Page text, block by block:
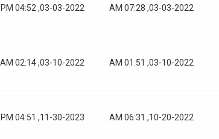
03-03-2022, 07:28 AM
03-03-2022, 04:52 PM
03-10-2022, 01:51 AM
03-10-2022, 02:14 AM
10-20-2022, 06:31 AM
11-30-2023, 04:51 PM